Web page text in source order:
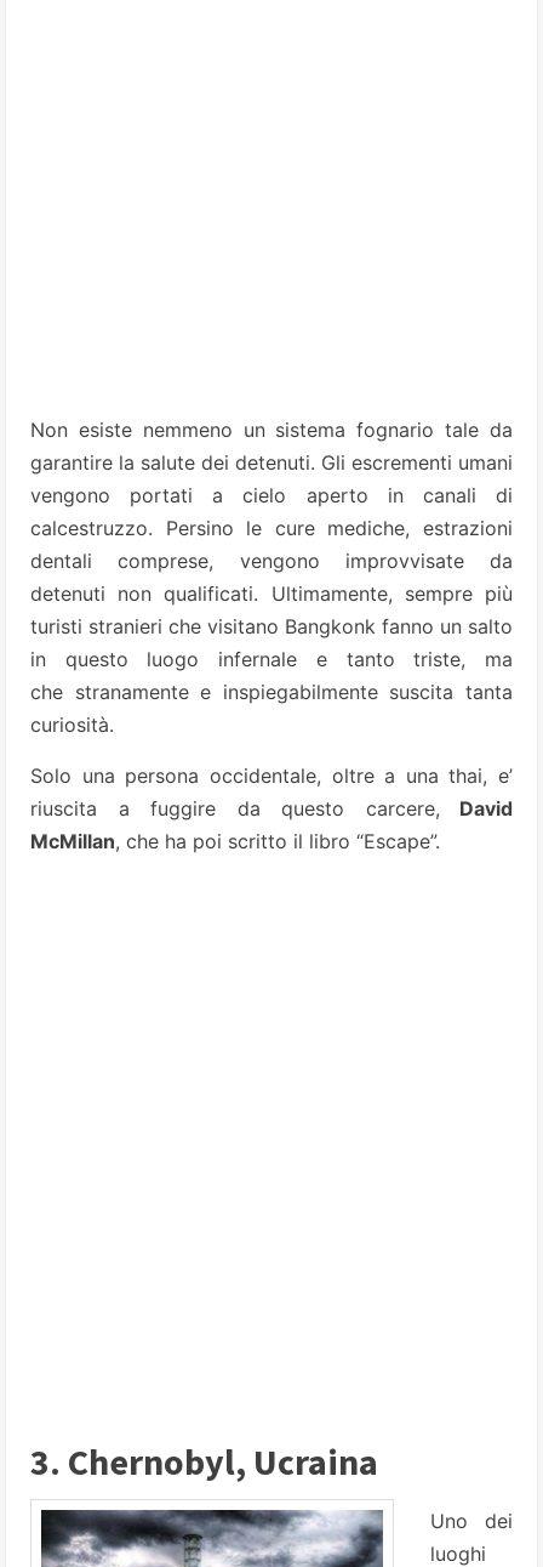
Non esiste nemmeno un sistema fognario tale da
garantire la salute dei detenuti. Gli escrementi umani
vengono portati a cielo aperto in canali di
calcestruzzo. Persino le cure mediche, estrazioni
dentali comprese, vengono improvvisate da
detenuti non qualificati. Ultimamente, sempre più
turisti stranieri che visitano Bangkonk fanno un salto
in questo luogo infernale e tanto triste, ma
che stranamente e inspiegabilmente suscita tanta
curiosità.
Solo una persona occidentale, oltre a una thai, e’
riuscita a fuggire da questo carcere, David
McMillan, che ha poi scritto il libro “Escape”.
3. Chernobyl, Ucraina
Uno dei
luoghi